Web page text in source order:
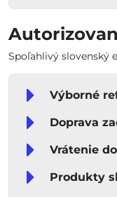
Spoľahlivý slovenský
Výborné
Doprava
Vrátenie
Produkty